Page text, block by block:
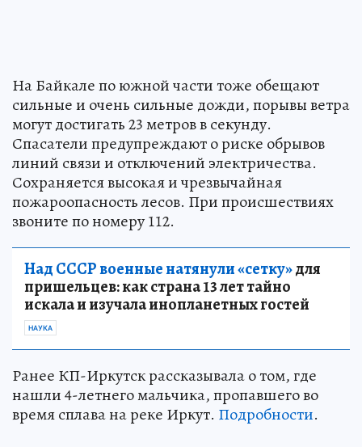
На Байкале по южной части тоже обещают
сильные и очень сильные дожди, порывы ветра
могут достигать 23 метров в секунду.
Спасатели предупреждают о риске обрывов
линий связи и отключений электричества.
Сохраняется высокая и чрезвычайная
пожароопасность лесов. При происшествиях
звоните по номеру 112.
Над СССР военные натянули «сетку»для
пришельцев: как страна 13 лет тайно
искала и изучала инопланетных гостей
НАУКА
Ранее КП-Иркутск рассказывала о том, где
нашли 4-летнего мальчика, пропавшего во
время сплава на реке Иркут. Подробности.